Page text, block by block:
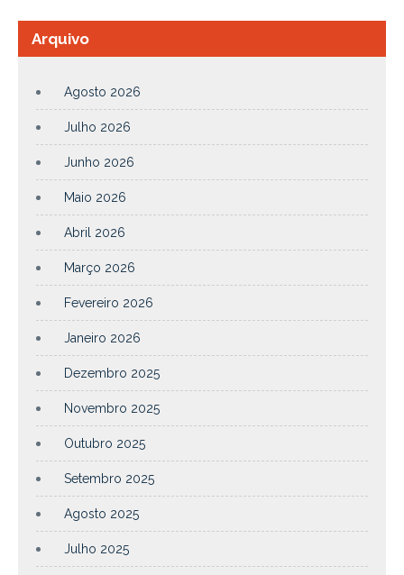
Arquivo
Agosto 2026
Julho 2026
Junho 2026
Maio 2026
Abril 2026
Março 2026
Fevereiro 2026
Janeiro 2026
Dezembro 2025
Novembro 2025
Outubro 2025
Setembro 2025
Agosto 2025
Julho 2025